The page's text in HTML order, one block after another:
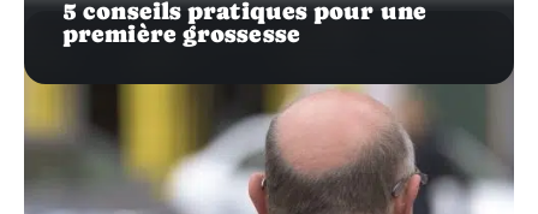
5 conseils pratiques pour une
première grossesse